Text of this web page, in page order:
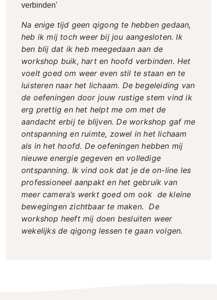
verbinden'
Na enige tijd geen qigong te hebben gedaan,
heb ik mij toch weer bij jou aangesloten. Ik
ben blij dat ik heb meegedaan aan de
workshop buik, hart en hoofd verbinden. Het
voelt goed om weer even stil te staan en te
luisteren naar het lichaam. De begeleiding van
de oefeningen door jouw rustige stem vind ik
erg prettig en het helpt me om met de
aandacht erbij te blijven. De workshop gaf me
ontspanning en ruimte, zowel in het lichaam
als in het hoofd. De oefeningen hebben mij
nieuwe energie gegeven en volledige
ontspanning. Ik vind ook dat je de on-line les
professioneel aanpakt en het gebruik van
meer camera’s werkt goed om ook de kleine
bewegingen zichtbaar te maken. De
workshop heeft mij doen besluiten weer
wekelijks de qigong lessen te gaan volgen.